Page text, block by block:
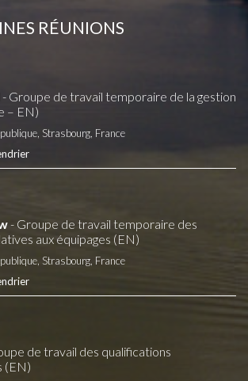
RÉUNIONS
- Groupe de travail temporaire de la gestion
– EN)
Strasbourg, France
- Groupe de travail temporaire des
aux équipages (EN)
Strasbourg, France
de travail des qualifications
(EN)